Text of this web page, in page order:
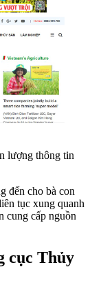
lượng thông tin
đến cho bà con
tục xung quanh
cung cấp nguồn
cục Thủy